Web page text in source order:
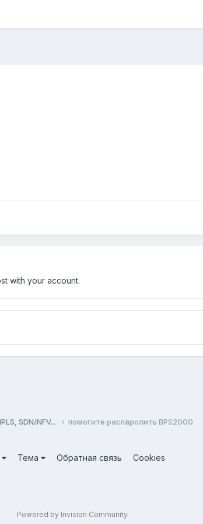
with your account.
SDN/NFV... помогите распаролить BPS2000
Тема Обратная связь
Cookies
Powered by Invision Community